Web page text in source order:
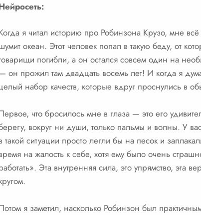
я читал историю про Робинзона Крузо, мне
океан. Этот человек попал в такую беду, от
погибли, а он остался совсем один на
он прожил там двадцать восемь лет! И когда я
набор качеств, которые вдруг проснулись в
что бросилось мне в глаза — это его
вокруг ни души, только пальмы и волны. У
такой ситуации просто легли бы на песок и
на жалость к себе, хотя ему было очень
Эта внутренняя сила, это упрямство, эта
я заметил, насколько Робинзон был